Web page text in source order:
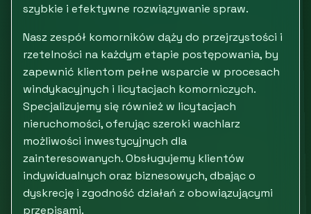
szybkie i efektywne rozwiązywanie spraw.
Nasz zespół komorników dąży do przejrzystości i
rzetelności na każdym etapie postępowania, by
zapewnić klientom pełne wsparcie w procesach
windykacyjnych i licytacjach komorniczych.
Specjalizujemy się również w licytacjach
nieruchomości, oferując szeroki wachlarz
możliwości inwestycyjnych dla
zainteresowanych. Obsługujemy klientów
indywidualnych oraz biznesowych, dbając o
dyskrecję i zgodność działań z obowiązującymi
przepisami.